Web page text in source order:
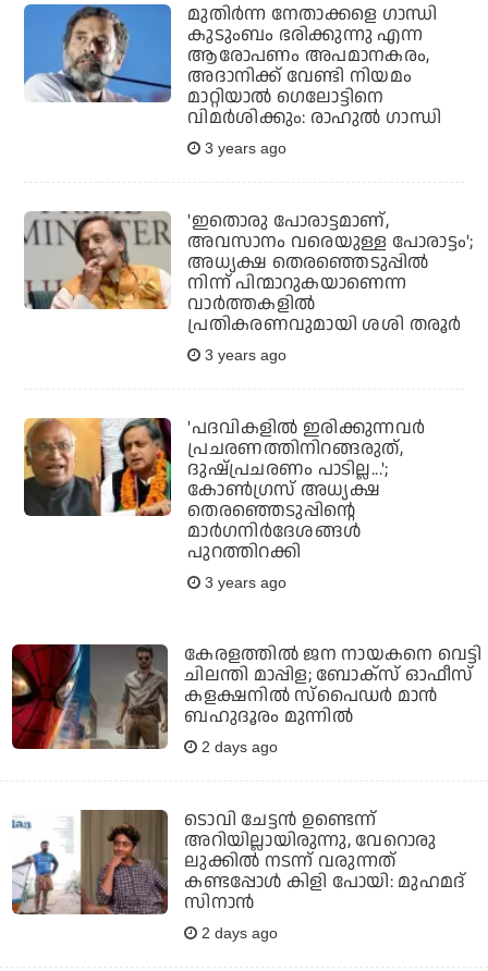
മുതിര്‍ന്ന നേതാക്കളെ ഗാന്ധി
കുടുംബം ഭരിക്കുന്നു എന്ന
ആരോപണം അപമാനകരം,
അദാനിക്ക് വേണ്ടി നിയമം
മാറ്റിയാല്‍ ഗെലോട്ടിനെ
വിമര്‍ശിക്കും: രാഹുല്‍ ഗാന്ധി
3 years ago
'ഇതൊരു പോരാട്ടമാണ്,
അവസാനം വരെയുള്ള പോരാട്ടം';
അധ്യക്ഷ തെരഞ്ഞെടുപ്പില്‍
നിന്ന് പിന്മാറുകയാണെന്ന
വാര്‍ത്തകളില്‍
പ്രതികരണവുമായി ശശി തരൂര്‍
3 years ago
'പദവികളില്‍ ഇരിക്കുന്നവര്‍
പ്രചരണത്തിനിറങ്ങരുത്,
ദുഷ്പ്രചരണം പാടില്ല...';
കോണ്‍ഗ്രസ് അധ്യക്ഷ
തെരഞ്ഞെടുപ്പിന്റെ
മാര്‍ഗനിര്‍ദേശങ്ങള്‍
പുറത്തിറക്കി
3 years ago
കേരളത്തില്‍ ജന നായകനെ വെട്ടി
ചിലന്തി മാപ്പിള; ബോക്‌സ് ഓഫീസ്
കളക്ഷനില്‍ സ്‌പൈഡര്‍ മാന്‍
ബഹുദൂരം മുന്നില്‍
2 days ago
ടൊവി ചേട്ടന്‍ ഉണ്ടെന്ന്
അറിയില്ലായിരുന്നു, വേറൊരു
ലുക്കില്‍ നടന്ന് വരുന്നത്
കണ്ടപ്പോള്‍ കിളി പോയി: മുഹമദ്
സിനാന്‍
2 days ago